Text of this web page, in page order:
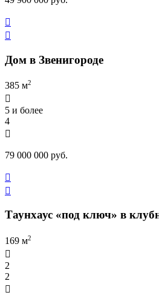


Дом в Звенигороде
385 м2

5 и более
4

79 000 000 руб.


Таунхаус «под ключ» в
169 м2

2
2
